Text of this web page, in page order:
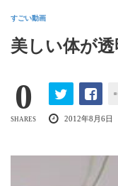
すごい動画
美しい体が
0
SHARES 2012年8月6日